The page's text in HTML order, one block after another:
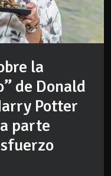
la
de Donald
Potter
parte